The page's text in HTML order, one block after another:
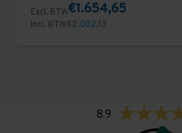
Excl. BTW€1.654,65
Incl. BTW€2.002,13
8.9